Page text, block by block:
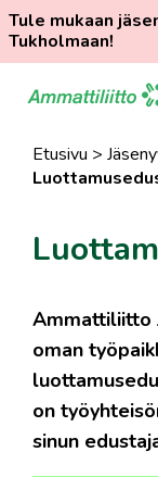
Tule mukaan
Tukholmaan!
suoraan
Etusivu >
Ammattiliitto
oman
on
sinun